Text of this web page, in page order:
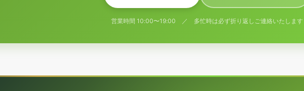
営業時間 10:00〜19:00 ／ 多忙時は必ず折り返しご連絡いたします